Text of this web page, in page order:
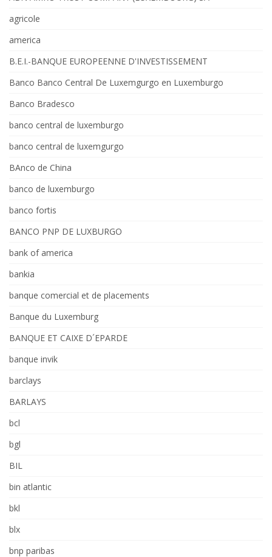
agricole
america
B.E.I.-BANQUE EUROPEENNE D'INVESTISSEMENT
Banco Banco Central De Luxemgurgo en Luxemburgo
Banco Bradesco
banco central de luxemburgo
banco central de luxemgurgo
BAnco de China
banco de luxemburgo
banco fortis
BANCO PNP DE LUXBURGO
bank of america
bankia
banque comercial et de placements
Banque du Luxemburg
BANQUE ET CAIXE D´EPARDE
banque invik
barclays
BARLAYS
bcl
bgl
BIL
bin atlantic
bkl
blx
bnp paribas